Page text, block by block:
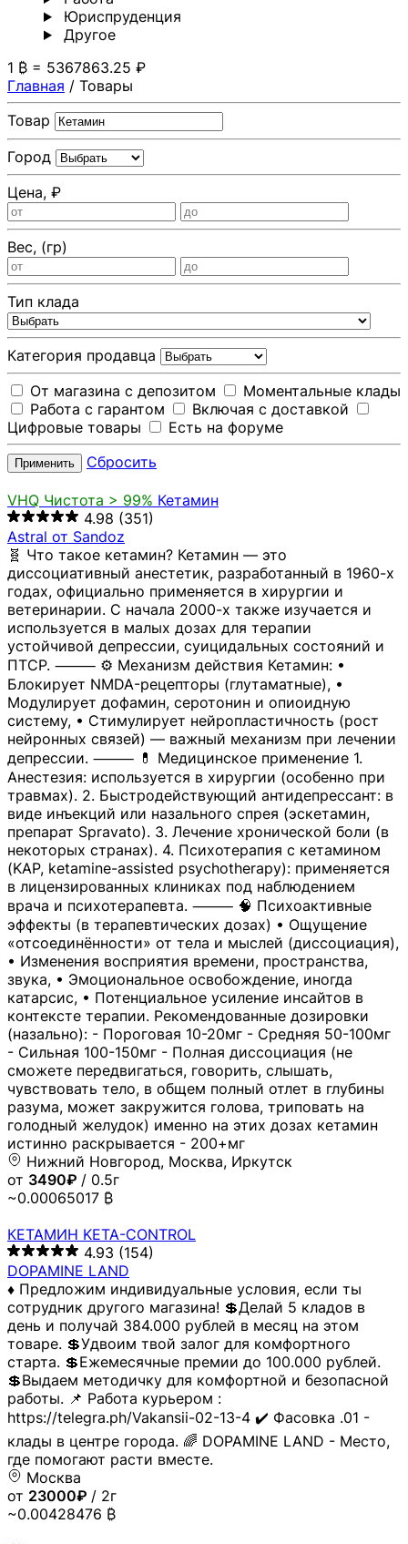
Юриспруденция
Другoе
1 ₿ = 5367863.25 ₽
Главная / Товары
Товар
Город
Цена, ₽
Вес, (гр)
Тип клада
Категория продавца
От магазина с депозитом
Моментальные клады
Работа с гарантом
Включая с доставкой
Цифровые товары
Есть на форуме
Применить Сбросить
VHQ Чистота > 99% Кетамин
4.98 (351)
Astral от Sandoz
🧬 Что такое кетамин? Кетамин — это
диссоциативный анестетик, разработанный в 1960-х
годах, официально применяется в хирургии и
ветеринарии. С начала 2000-х также изучается и
используется в малых дозах для терапии
устойчивой депрессии, суицидальных состояний и
ПТСР. ⸻ ⚙️ Механизм действия Кетамин: •
Блокирует NMDA-рецепторы (глутаматные), •
Модулирует дофамин, серотонин и опиоидную
систему, • Стимулирует нейропластичность (рост
нейронных связей) — важный механизм при лечении
депрессии. ⸻ 💊 Медицинское применение 1.
Анестезия: используется в хирургии (особенно при
травмах). 2. Быстродействующий антидепрессант: в
виде инъекций или назального спрея (эскетамин,
препарат Spravato). 3. Лечение хронической боли (в
некоторых странах). 4. Психотерапия с кетамином
(KAP, ketamine-assisted psychotherapy): применяется
в лицензированных клиниках под наблюдением
врача и психотерапевта. ⸻ 🧠 Психоактивные
эффекты (в терапевтических дозах) • Ощущение
«отсоединённости» от тела и мыслей (диссоциация),
• Изменения восприятия времени, пространства,
звука, • Эмоциональное освобождение, иногда
катарсис, • Потенциальное усиление инсайтов в
контексте терапии. Рекомендованные дозировки
(назально): - Пороговая 10-20мг - Средняя 50-100мг
- Сильная 100-150мг - Полная диссоциация (не
сможете передвигаться, говорить, слышать,
чувствовать тело, в общем полный отлет в глубины
разума, может закружится голова, триповать на
голодный желудок) именно на этих дозах кетамин
истинно раскрывается - 200+мг
Нижний Новгород, Москва, Иркутск
от 3490₽ / 0.5г
~0.00065017 ₿
КЕТАМИН KETA-CONTROL
4.93 (154)
DOPAMINE LAND
♦️ Предложим индивидуальные условия, если ты
сотрудник другого магазина! 💲Делай 5 кладов в
день и получай 384.000 рублей в месяц на этом
товаре. 💲Удвоим твой залог для комфортного
старта. 💲Ежемесячные премии до 100.000 рублей.
💲Выдаем методичку для комфортной и безопасной
работы. 📌 Работа курьером :
https://telegra.ph/Vakansii-02-13-4 ✔️ Фасовка .01 -
клады в центре города. 🌈 DOPAMINE LAND - Место,
где помогают расти вместе.
Москва
от 23000₽ / 2г
~0.00428476 ₿